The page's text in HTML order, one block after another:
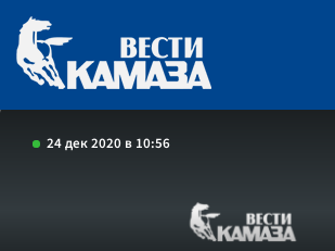
24 дек 2020 в 10:56